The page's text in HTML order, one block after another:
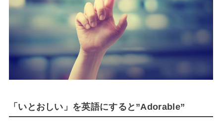
「いとおしい」を英語にすると”Adorable”